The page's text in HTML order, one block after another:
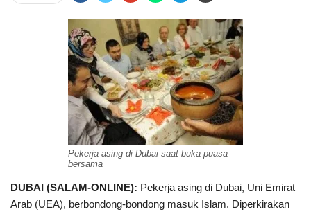
Pekerja asing di Dubai saat buka puasa
bersama
DUBAI (SALAM-ONLINE): Pekerja asing di Dubai, Uni Emirat
Arab (UEA), berbondong-bondong masuk Islam. Diperkirakan